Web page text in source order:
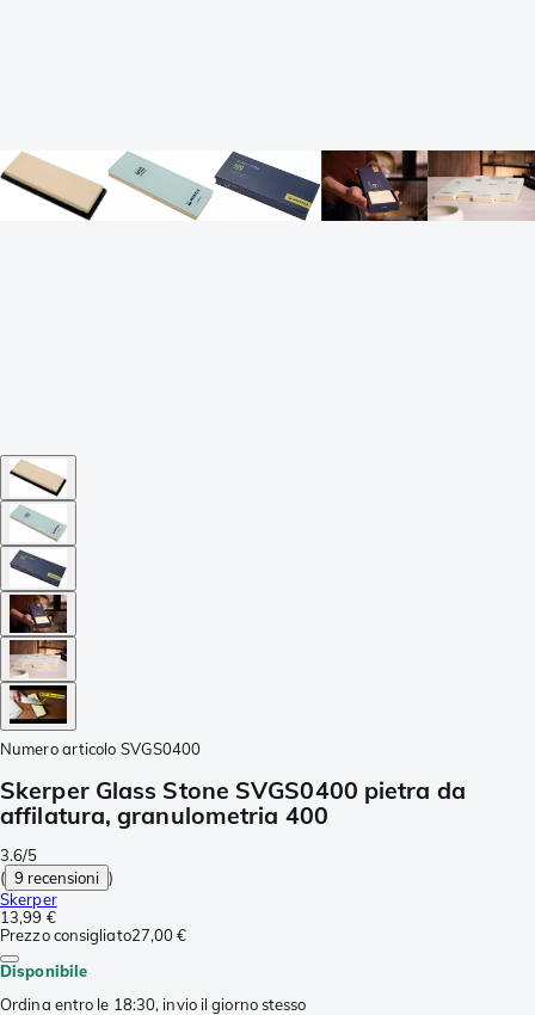
Numero articolo SVGS0400
Skerper Glass Stone SVGS0400 pietra da
affilatura, granulometria 400
3.6/5
( 9 recensioni )
Skerper
13,99 €
Prezzo consigliato27,00 €
Disponibile
Ordina entro le 18:30, invio il giorno stesso